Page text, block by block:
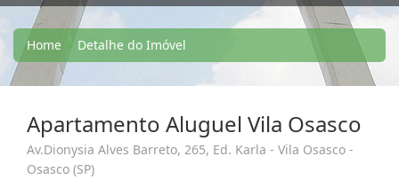
Home Detalhe do Imóvel
Apartamento Aluguel Vila Osasco
Av.Dionysia Alves Barreto, 265, Ed. Karla - Vila Osasco -
Osasco (SP)